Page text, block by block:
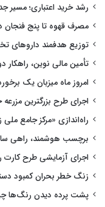
رشد خرید اعتباری؛ مسیر
مصرف قهوه تا پنج فنجان
توزیع هدفمند داروهای
تأمین مالی نوین،
امروز ماه میزبان یک
اجرای طرح بزرگترین
راه‌اندازی «مرکز جامع
برچسب هوشمند، راهی
اجرای آزمایشی طرح کارت
زنگ خطر بحران کمبود دستیاری ۶
پشت پرده دیدن رنگ‌ها